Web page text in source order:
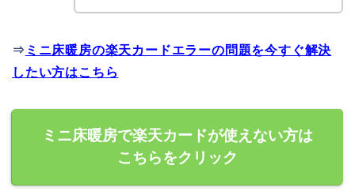
⇒ ミニ床暖房の楽天カードエラーの問題を今すぐ解決
したい方はこちら
ミニ床暖房で楽天カードが使えない方は
こちらをクリック